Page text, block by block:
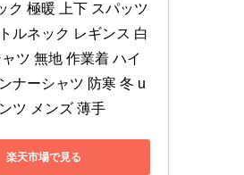
ク 極暖 上下 スパッツ
ルネック レギンス 白
ツ 無地 作業着 ハイ
ナーシャツ 防寒 冬 u
ツ メンズ 薄手
楽天市場で見る